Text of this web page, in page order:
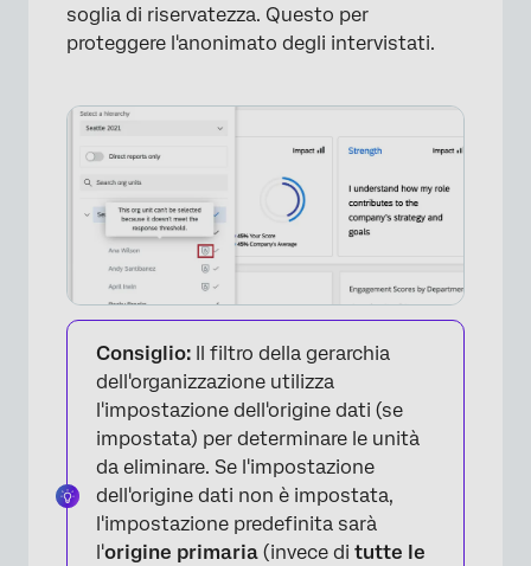
soglia di riservatezza. Questo per
proteggere l'anonimato degli intervistati.
Consiglio:
Il filtro della gerarchia
dell'organizzazione utilizza
l'impostazione dell'origine dati (se
impostata) per determinare le unità
da eliminare. Se l'impostazione
dell'origine dati non è impostata,
l'impostazione predefinita sarà
l'origine primaria (invece di tutte le